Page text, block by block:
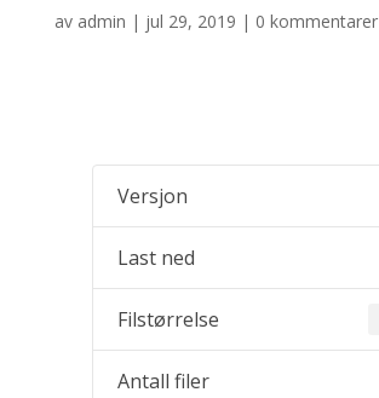
av admin | jul 29, 2019 | 0 kommentarer
Versjon
Last ned
Filstørrelse
Antall filer